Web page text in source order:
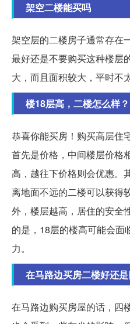
架空二楼能买吗
架空层的二楼房子通常存在
最好还是不要购买这种楼层
大，而且面积较大，平时不
楼18层高，二楼怎么样？
恭喜你能买房！购买高层住
首先是价格，中间楼层价格
高，越往下价格则会优惠。
离地面不远的二楼可以获得
外，楼层越高，居住的安全
的是，18层的楼高可能会面
力。
在马路边买房二楼好还
在马路边购买房屋的话，四